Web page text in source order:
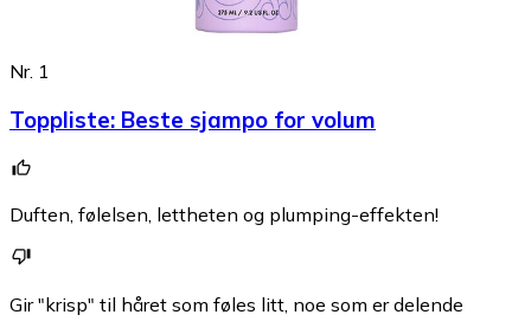
Nr. 1
Toppliste: Beste sjampo for volum
Duften, følelsen, lettheten og plumping-effekten!
Gir "krisp" til håret som føles litt, noe som er delende